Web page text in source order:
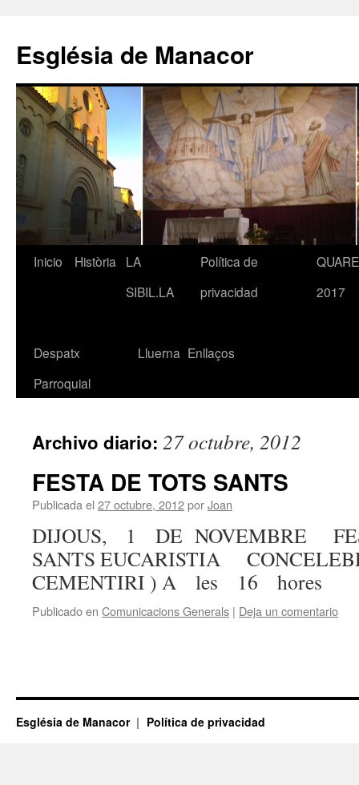
contenido
Església de Manacor
Inicio Història
LA
SIBIL.LA
Política de
privacidad
2017
Despatx
Parroquial
Lluerna Enllaços
Archivo diario: 27 octubre, 2012
FESTA DE TOTS SANTS
Publicada el 27 octubre, 2012porJoan
DIJOUS, 1 DE NOVEMBRE
SANTS EUCARISTIA
CEMENTIRI ) A les 16 hores
Publicado en Comunicacions Generals | Deja un comentario
Església de Manacor Política de privacidad